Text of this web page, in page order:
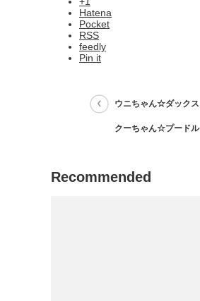
Hatena
Pocket
RSS
feedly
Pin it
ウニちゃん☆ダックス
クーちゃん☆プードル
Recommended